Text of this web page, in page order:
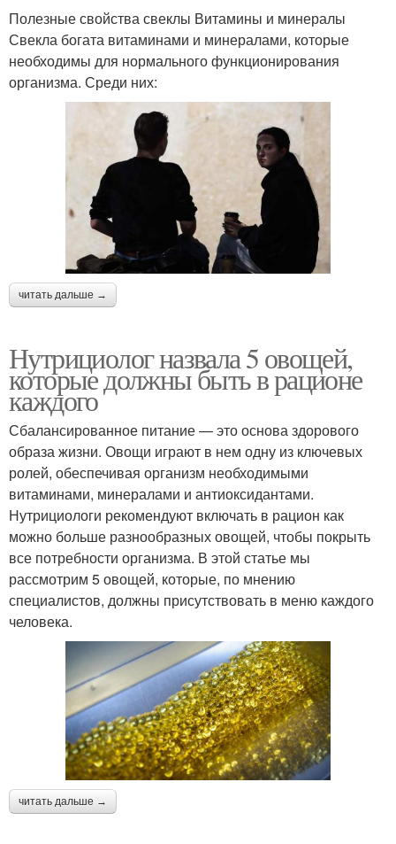
Полезные свойства свеклы Витамины и минералы
Свекла богата витаминами и минералами, которые
необходимы для нормального функционирования
организма. Среди них:
читать дальше →
Нутрициолог назвала 5 овощей,
которые должны быть в рационе
каждого
Сбалансированное питание — это основа здорового
образа жизни. Овощи играют в нем одну из ключевых
ролей, обеспечивая организм необходимыми
витаминами, минералами и антиоксидантами.
Нутрициологи рекомендуют включать в рацион как
можно больше разнообразных овощей, чтобы покрыть
все потребности организма. В этой статье мы
рассмотрим 5 овощей, которые, по мнению
специалистов, должны присутствовать в меню каждого
человека.
читать дальше →